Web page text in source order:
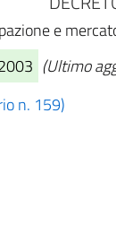
e
(Ultimo
n. 159)